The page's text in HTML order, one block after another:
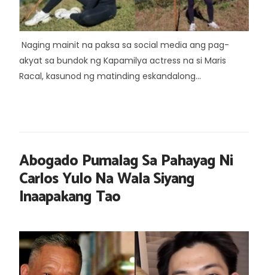
Naging mainit na paksa sa social media ang pag-
akyat sa bundok ng Kapamilya actress na si Maris
Racal, kasunod ng matinding eskandalong...
Abogado Pumalag Sa Pahayag Ni
Carlos Yulo Na Wala Siyang
Inaapakang Tao